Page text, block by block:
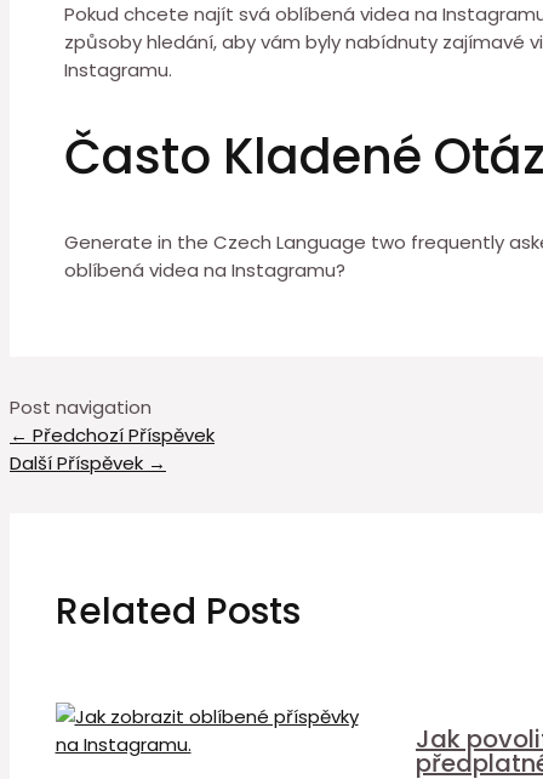
Pokud chcete najít svá oblíbená videa na
způsoby hledání, aby vám byly nabídnuty zajímavé
Instagramu.
Často Kladené
Generate in the Czech Language two frequently
oblíbená videa na Instagramu?
Post navigation
← Předchozí Příspěvek
Další Příspěvek →
Related Posts
Jak